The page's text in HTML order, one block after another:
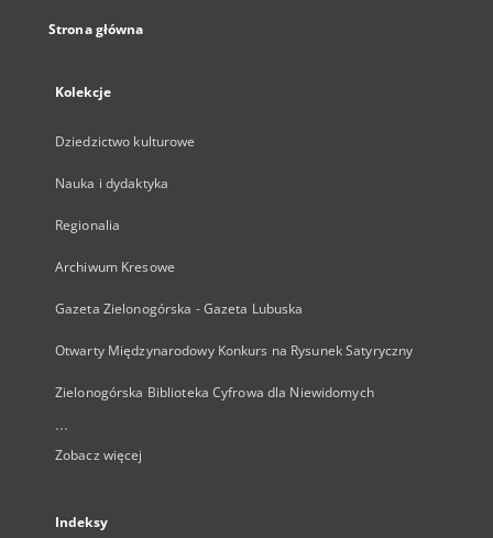
Strona główna
Kolekcje
Dziedzictwo kulturowe
Nauka i dydaktyka
Regionalia
Archiwum Kresowe
Gazeta Zielonogórska - Gazeta Lubuska
Otwarty Międzynarodowy Konkurs na Rysunek Satyryczny
Zielonogórska Biblioteka Cyfrowa dla Niewidomych
...
Zobacz więcej
Indeksy